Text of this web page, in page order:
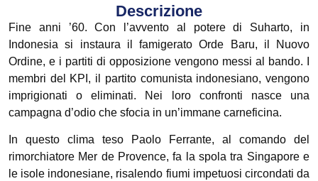
Descrizione
Fine anni ’60. Con l’avvento al potere di Suharto, in
Indonesia si instaura il famigerato Orde Baru, il Nuovo
Ordine, e i partiti di opposizione vengono messi al bando. I
membri del KPI, il partito comunista indonesiano, vengono
imprigionati o eliminati. Nei loro confronti nasce una
campagna d’odio che sfocia in un’immane carneficina.
In questo clima teso Paolo Ferrante, al comando del
rimorchiatore Mer de Provence, fa la spola tra Singapore e
le isole indonesiane, risalendo fiumi impetuosi circondati da